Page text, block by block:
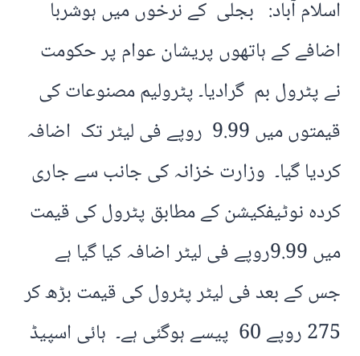
اسلام آباد: بجلی کے نرخوں میں ہوشربا
اضافے کے ہاتھوں پریشان عوام پر حکومت
نے پٹرول بم گرادیا۔ پٹرولیم مصنوعات کی
قیمتوں میں 9.99 روپے فی لیٹر تک اضافہ
کردیا گیا۔ وزارت خزانہ کی جانب سے جاری
کردہ نوٹیفکیشن کے مطابق پٹرول کی قیمت
میں 9.99روپے فی لیٹر اضافہ کیا گیا ہے
جس کے بعد فی لیٹر پٹرول کی قیمت بڑھ کر
275 روپے 60 پیسے ہوگئی ہے۔ ہائی اسپیڈ